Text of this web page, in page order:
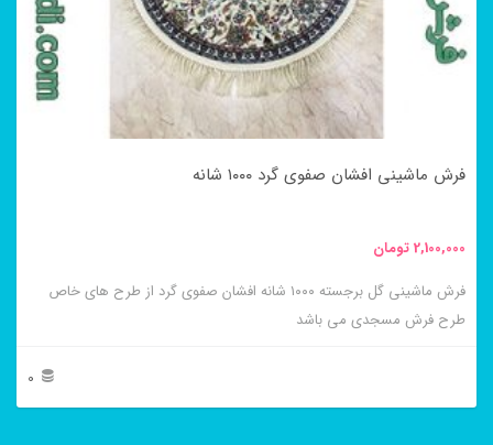
گزینه
ها
صفحه
انتخاب
شوند
فرش ماشینی افشان صفوی گرد ۱۰۰۰ شانه
2,100,000تومان
فرش ماشینی گل برجسته ۱۰۰۰ شانه افشان صفوی گرد از طرح های خاص
طرح فرش مسجدی می باشد
0